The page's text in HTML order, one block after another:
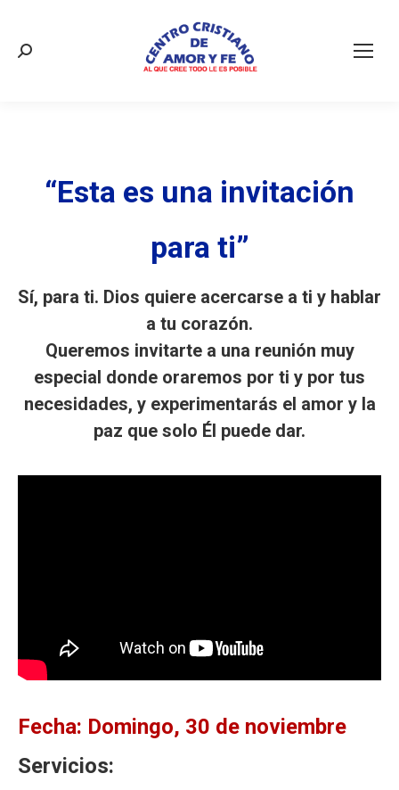
Buscar:
“Esta es una invitación
para ti”
Sí, para ti. Dios quiere acercarse a ti y hablar
a tu corazón.
Queremos invitarte a una reunión muy
especial donde oraremos por ti y por tus
necesidades, y experimentarás el amor y la
paz que solo Él puede dar.
Fecha: Domingo, 30 de noviembre
Servicios: